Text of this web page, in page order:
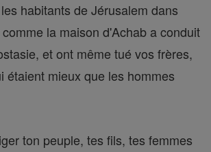
habitants de Jérusalem dans
la maison d'Achab a conduit
et ont même tué vos frères,
étaient mieux que les hommes
ton peuple, tes fils, tes femmes